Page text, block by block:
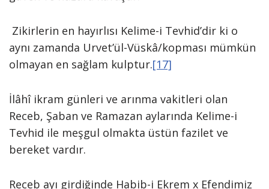
Zikirlerin en hayırlısı Kelime-i Tevhid’dir ki o
aynı zamanda Urvet’ül-Vüskâ/kopması mümkün
olmayan en sağlam kulptur.[17]
İlâhî ikram günleri ve arınma vakitleri olan
Receb, Şaban ve Ramazan aylarında Kelime-i
Tevhid ile meşgul olmakta üstün fazilet ve
bereket vardır.
Receb ayı girdiğinde Habib-i Ekrem x Efendimiz